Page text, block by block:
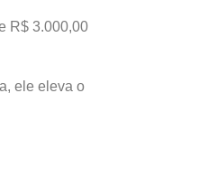
R$ 3.000,00
ele eleva o